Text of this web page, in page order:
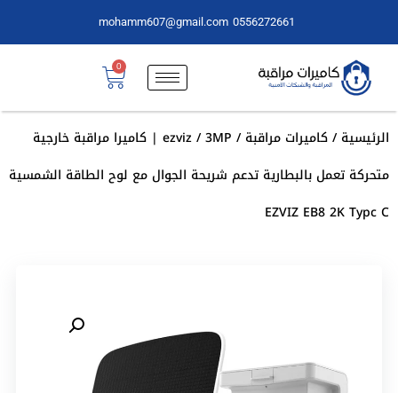
0556272661
mohamm607@gmail.com
0
الرئيسية/كاميرات مراقبة/
ezviz / 3MP | كاميرا مراقبة خارجية
متحركة تعمل بالبطارية تدعم شريحة الجوال مع لوح الطاقة الشمسية
EZVIZ EB8 2K Typc C